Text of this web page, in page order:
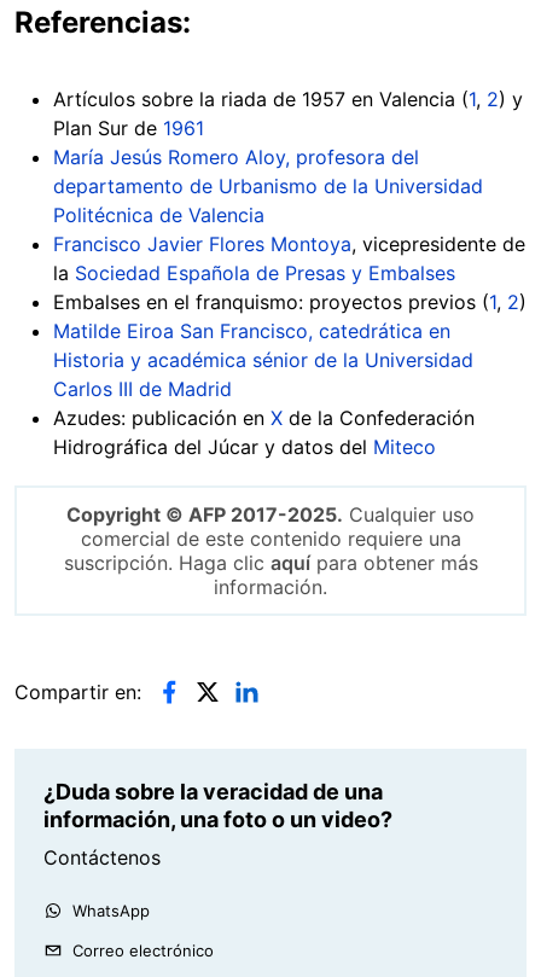
Referencias:
Artículos sobre la riada de 1957 en Valencia (1, 2) y
Plan Sur de 1961
María Jesús Romero Aloy, profesora del
departamento de Urbanismo de la Universidad
Politécnica de Valencia
Francisco Javier Flores Montoya, vicepresidente de
la Sociedad Española de Presas y Embalses
Embalses en el franquismo: proyectos previos (1, 2)
Matilde Eiroa San Francisco, catedrática en
Historia y académica sénior de la Universidad
Carlos III de Madrid
Azudes: publicación en X de la Confederación
Hidrográfica del Júcar y datos del Miteco
Copyright © AFP 2017-2025. Cualquier uso
comercial de este contenido requiere una
suscripción. Haga clic aquípara obtener más
información.
Compartir en:
¿Duda sobre la veracidad de una
información, una foto o un video?
Contáctenos
WhatsApp
Correo electrónico